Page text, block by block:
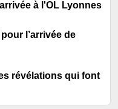
à l'OL Lyonnes
l’arrivée de
révélations qui font